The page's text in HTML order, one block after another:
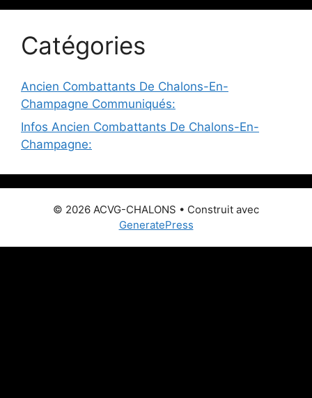
Catégories
Ancien Combattants De Chalons-En-
Champagne Communiqués:
Infos Ancien Combattants De Chalons-En-
Champagne:
© 2026 ACVG-CHALONS • Construit avec
GeneratePress